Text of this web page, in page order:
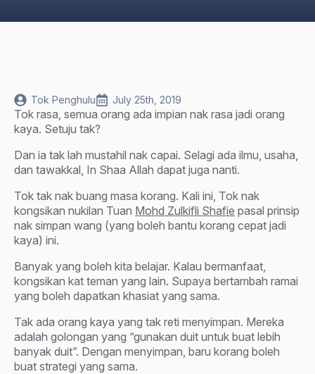
Tok Penghulu July 25th, 2019
Tok rasa, semua orang ada impian nak rasa jadi orang
kaya. Setuju tak?
Dan ia tak lah mustahil nak capai. Selagi ada ilmu, usaha,
dan tawakkal, In Shaa Allah dapat juga nanti.
Tok tak nak buang masa korang. Kali ini, Tok nak
kongsikan nukilan Tuan Mohd Zulkifli Shafie pasal prinsip
nak simpan wang (yang boleh bantu korang cepat jadi
kaya) ini.
Banyak yang boleh kita belajar. Kalau bermanfaat,
kongsikan kat teman yang lain. Supaya bertambah ramai
yang boleh dapatkan khasiat yang sama.
Tak ada orang kaya yang tak reti menyimpan. Mereka
adalah golongan yang “gunakan duit untuk buat lebih
banyak duit”. Dengan menyimpan, baru korang boleh
buat strategi yang sama.